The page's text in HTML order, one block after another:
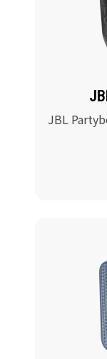
JBL